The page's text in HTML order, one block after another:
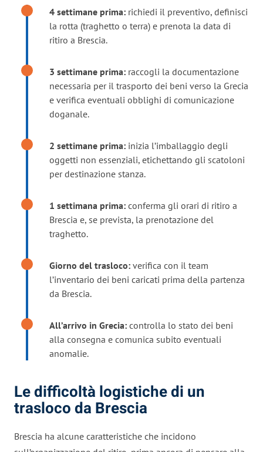
4 settimane prima: richiedi il preventivo, definisci
la rotta (traghetto o terra) e prenota la data di
ritiro a Brescia.
3 settimane prima: raccogli la documentazione
necessaria per il trasporto dei beni verso la Grecia
e verifica eventuali obblighi di comunicazione
doganale.
2 settimane prima: inizia l’imballaggio degli
oggetti non essenziali, etichettando gli scatoloni
per destinazione stanza.
1 settimana prima: conferma gli orari di ritiro a
Brescia e, se prevista, la prenotazione del
traghetto.
Giorno del trasloco: verifica con il team
l’inventario dei beni caricati prima della partenza
da Brescia.
All’arrivo in Grecia: controlla lo stato dei beni
alla consegna e comunica subito eventuali
anomalie.
Le difficoltà logistiche di un
trasloco da Brescia
Brescia ha alcune caratteristiche che incidono